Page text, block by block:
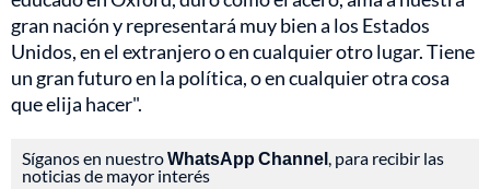
gran nación y representará muy bien a los Estados
Unidos, en el extranjero o en cualquier otro lugar. Tiene
un gran futuro en la política, o en cualquier otra cosa
que elija hacer".
Síganos en nuestroWhatsApp Channel, para recibir las
noticias de mayor interés